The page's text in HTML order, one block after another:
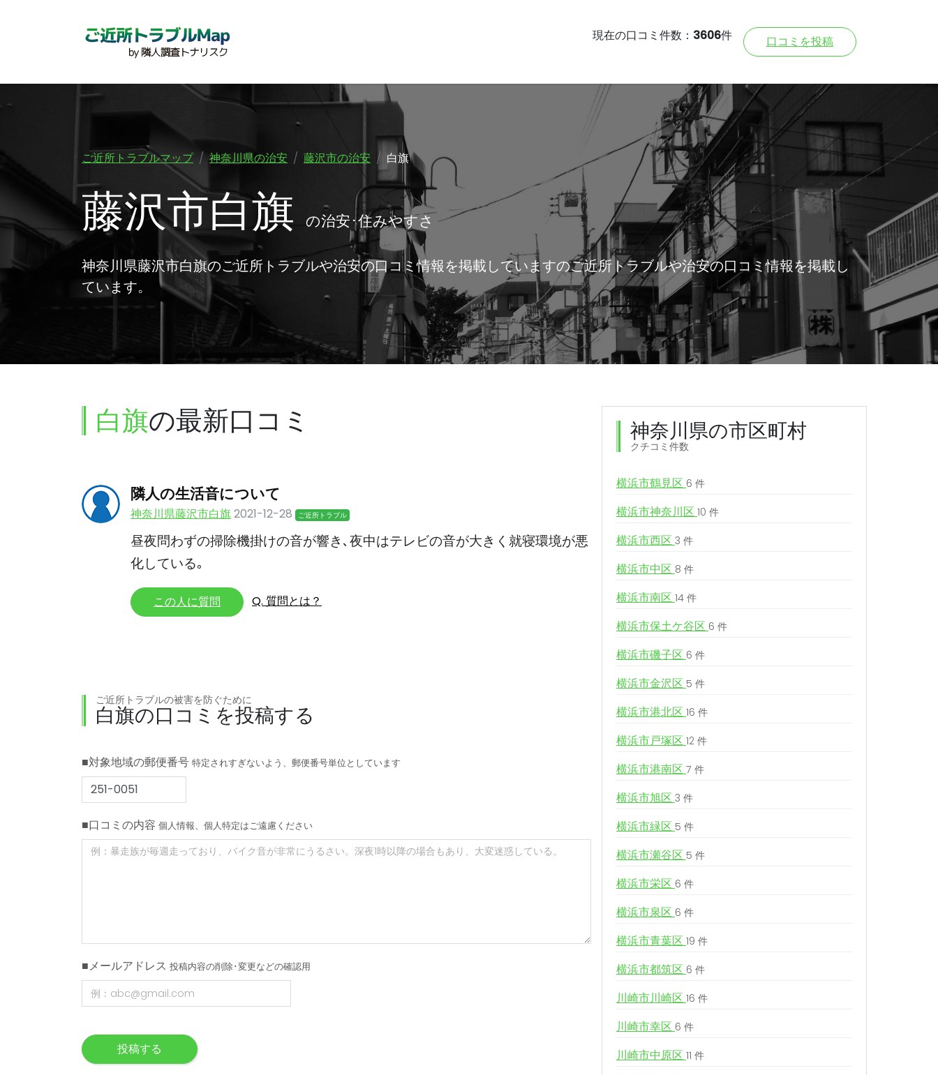
現在の口コミ件数： 3606件 口コミを投稿
ご近所トラブルマップ 神奈川県の治安 藤沢市の治安 白旗
藤沢市白旗 の治安･住みやすさ
神奈川県藤沢市白旗のご近所トラブルや治安の口コミ情報を掲載していますのご近所トラブルや治安の口コミ情報を掲載し
ています。
白旗の最新口コミ
隣人の生活音について
神奈川県藤沢市白旗2021-12-28 ご近所トラブル
昼夜問わずの掃除機掛けの音が響き､夜中はテレビの音が大きく就寝環境が悪
化している｡
この人に質問 Q. 質問とは？
ご近所トラブルの被害を防ぐために
白旗の口コミを投稿する
■対象地域の郵便番号 特定されすぎないよう、郵便番号単位としています
■口コミの内容 個人情報、個人特定はご遠慮ください
■メールアドレス 投稿内容の削除･変更などの確認用
投稿する
神奈川県の市区町村
クチコミ件数
横浜市鶴見区 6 件
横浜市神奈川区 10 件
横浜市西区 3 件
横浜市中区 8 件
横浜市南区 14 件
横浜市保土ケ谷区 6 件
横浜市磯子区 6 件
横浜市金沢区 5 件
横浜市港北区 16 件
横浜市戸塚区 12 件
横浜市港南区 7 件
横浜市旭区 3 件
横浜市緑区 5 件
横浜市瀬谷区 5 件
横浜市栄区 6 件
横浜市泉区 6 件
横浜市青葉区 19 件
横浜市都筑区 6 件
川崎市川崎区 16 件
川崎市幸区 6 件
川崎市中原区 11 件